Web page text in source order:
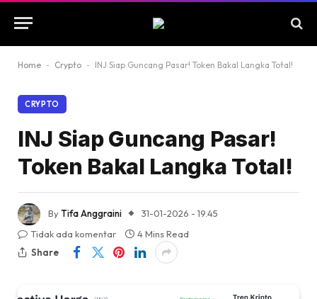
Home - Crypto - INJ Siap Guncang Pasar! Token Bakal Langka Total!
CRYPTO
INJ Siap Guncang Pasar!
Token Bakal Langka Total!
ByTifa Anggraini
31-01-2026 - 19.45
Tidak ada komentar
4 Mins Read
Share